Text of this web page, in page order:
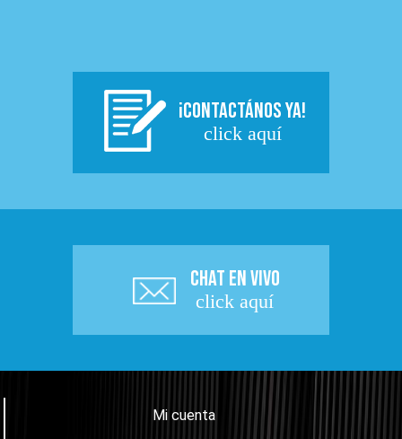
¡CONTACTÁNOS YA!
click aquí
CHAT EN VIVO
click aquí
Mi cuenta